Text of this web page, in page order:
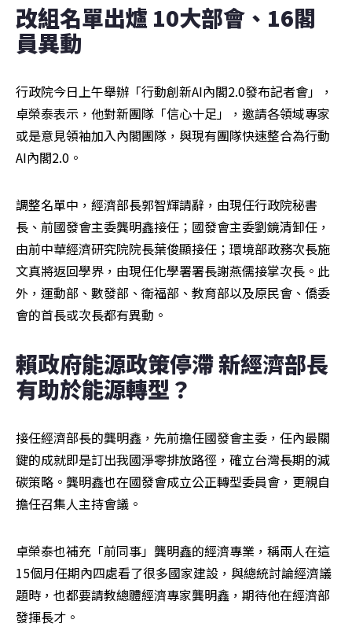
改組名單出爐 10大部會、16閣
員異動
行政院今日上午舉辦「行動創新AI內閣2.0發布記者會」，
卓榮泰表示，他對新團隊「信心十足」，邀請各領域專家
或是意見領袖加入內閣團隊，與現有團隊快速整合為行動
AI內閣2.0。
調整名單中，經濟部長郭智輝請辭，由現任行政院秘書
長、前國發會主委龔明鑫接任；國發會主委劉鏡清卸任，
由前中華經濟研究院院長葉俊顯接任；環境部政務次長施
文真將返回學界，由現任化學署署長謝燕儒接掌次長。此
外，運動部、數發部、衛福部、教育部以及原民會、僑委
會的首長或次長都有異動。
賴政府能源政策停滯 新經濟部長
有助於能源轉型？
接任經濟部長的龔明鑫，先前擔任國發會主委，任內最關
鍵的成就即是訂出我國淨零排放路徑，確立台灣長期的減
碳策略。龔明鑫也在國發會成立公正轉型委員會，更親自
擔任召集人主持會議。
卓榮泰也補充「前同事」龔明鑫的經濟專業，稱兩人在這
15個月任期內四處看了很多國家建設，與總統討論經濟議
題時，也都要請教總體經濟專家龔明鑫，期待他在經濟部
發揮長才。